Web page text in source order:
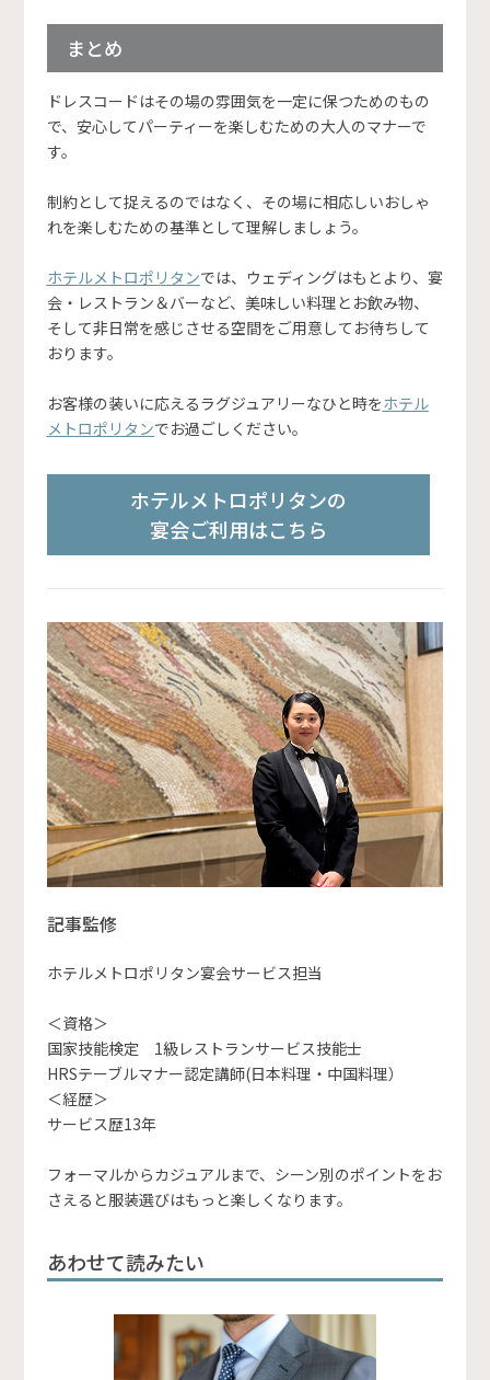
まとめ
ドレスコードはその場の雰囲気を一定に保つためのもの
で、安心してパーティーを楽しむための大人のマナーで
す。
制約として捉えるのではなく、その場に相応しいおしゃ
れを楽しむための基準として理解しましょう。
ホテルメトロポリタンでは、ウェディングはもとより、宴
会・レストラン＆バーなど、美味しい料理とお飲み物、
そして非日常を感じさせる空間をご用意してお待ちして
おります。
お客様の装いに応えるラグジュアリーなひと時をホテル
メトロポリタンでお過ごしください。
ホテルメトロポリタンの
宴会ご利用はこちら
記事監修
ホテルメトロポリタン宴会サービス担当
＜資格＞
国家技能検定 1級レストランサービス技能士
HRSテーブルマナー認定講師(日本料理・中国料理）
＜経歴＞
サービス歴13年
フォーマルからカジュアルまで、シーン別のポイントをお
さえると服装選びはもっと楽しくなります。
あわせて読みたい